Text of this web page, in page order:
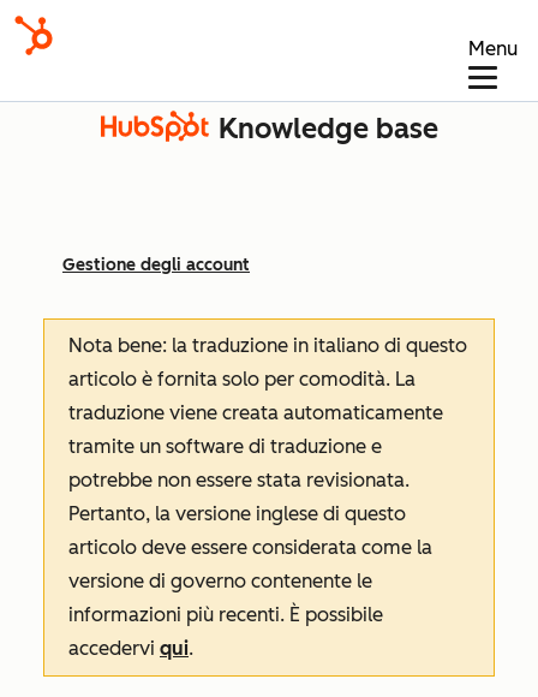
Menu
Knowledge base
Gestione degli account
Nota bene: la traduzione in italiano di questo
articolo è fornita solo per comodità. La
traduzione viene creata automaticamente
tramite un software di traduzione e
potrebbe non essere stata revisionata.
Pertanto, la versione inglese di questo
articolo deve essere considerata come la
versione di governo contenente le
informazioni più recenti. È possibile
accedervi qui.